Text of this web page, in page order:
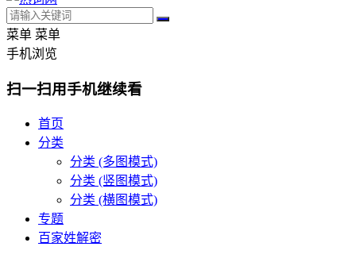
菜单 菜单
手机浏览
扫一扫用手机继续看
首页
分类
分类 (多图模式)
分类 (竖图模式)
分类 (横图模式)
专题
百家姓解密